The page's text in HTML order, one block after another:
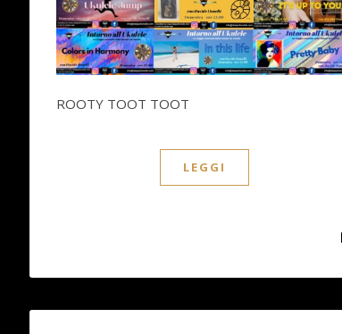
ROOTY TOOT TOOT
LEGGI